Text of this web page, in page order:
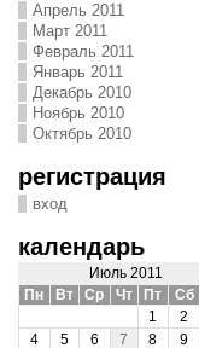
Апрель 2011
Март 2011
Февраль 2011
Январь 2011
Декабрь 2010
Ноябрь 2010
Октябрь 2010
регистрация
вход
календарь
Июль 2011
Пн
Вт Ср Чт Пт Сб
1
2
4
5 6 7 8 9